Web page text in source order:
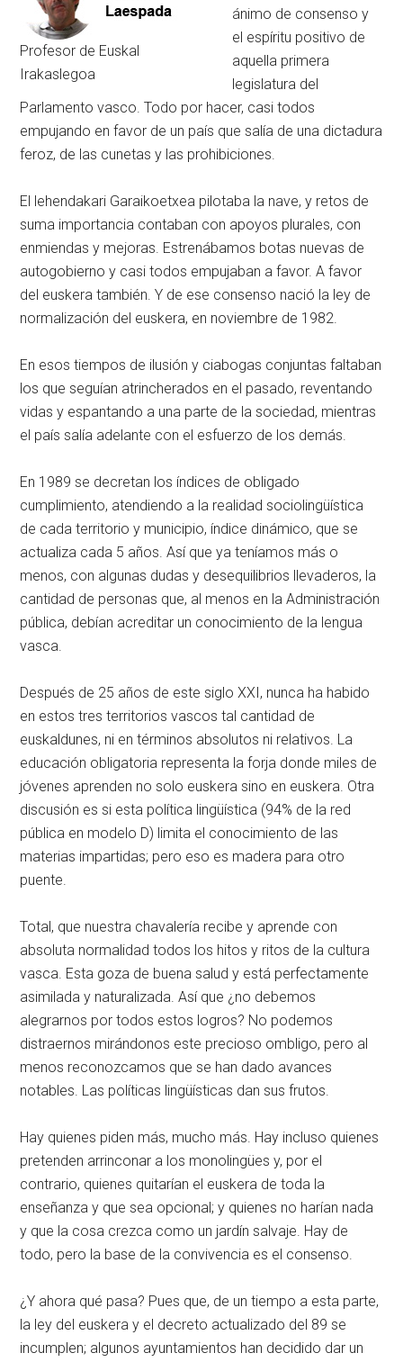
Profesor de Euskal
Irakaslegoa
ánimo de consenso y
el espíritu positivo de
aquella primera
legislatura del
Parlamento vasco. Todo por hacer, casi todos
empujando en favor de un país que salía de una dictadura
feroz, de las cunetas y las prohibiciones.
El lehendakari Garaikoetxea pilotaba la nave, y retos de
suma importancia contaban con apoyos plurales, con
enmiendas y mejoras. Estrenábamos botas nuevas de
autogobierno y casi todos empujaban a favor. A favor
del euskera también. Y de ese consenso nació la ley de
normalización del euskera, en noviembre de 1982.
En esos tiempos de ilusión y ciabogas conjuntas faltaban
los que seguían atrincherados en el pasado, reventando
vidas y espantando a una parte de la sociedad, mientras
el país salía adelante con el esfuerzo de los demás.
En 1989 se decretan los índices de obligado
cumplimiento, atendiendo a la realidad sociolingüística
de cada territorio y municipio, índice dinámico, que se
actualiza cada 5 años. Así que ya teníamos más o
menos, con algunas dudas y desequilibrios llevaderos, la
cantidad de personas que, al menos en la Administración
pública, debían acreditar un conocimiento de la lengua
vasca.
Después de 25 años de este siglo XXI, nunca ha habido
en estos tres territorios vascos tal cantidad de
euskaldunes, ni en términos absolutos ni relativos. La
educación obligatoria representa la forja donde miles de
jóvenes aprenden no solo euskera sino en euskera. Otra
discusión es si esta política lingüística (94% de la red
pública en modelo D) limita el conocimiento de las
materias impartidas; pero eso es madera para otro
puente.
Total, que nuestra chavalería recibe y aprende con
absoluta normalidad todos los hitos y ritos de la cultura
vasca. Esta goza de buena salud y está perfectamente
asimilada y naturalizada. Así que ¿no debemos
alegrarnos por todos estos logros? No podemos
distraernos mirándonos este precioso ombligo, pero al
menos reconozcamos que se han dado avances
notables. Las políticas lingüísticas dan sus frutos.
Hay quienes piden más, mucho más. Hay incluso quienes
pretenden arrinconar a los monolingües y, por el
contrario, quienes quitarían el euskera de toda la
enseñanza y que sea opcional; y quienes no harían nada
y que la cosa crezca como un jardín salvaje. Hay de
todo, pero la base de la convivencia es el consenso.
¿Y ahora qué pasa? Pues que, de un tiempo a esta parte,
la ley del euskera y el decreto actualizado del 89 se
incumplen; algunos ayuntamientos han decidido dar un